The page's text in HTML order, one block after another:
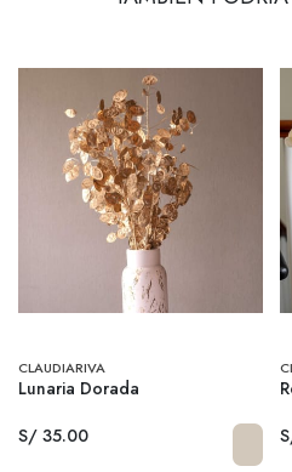
CLAUDIARIVA
Lunaria Dorada
S/ 35.00